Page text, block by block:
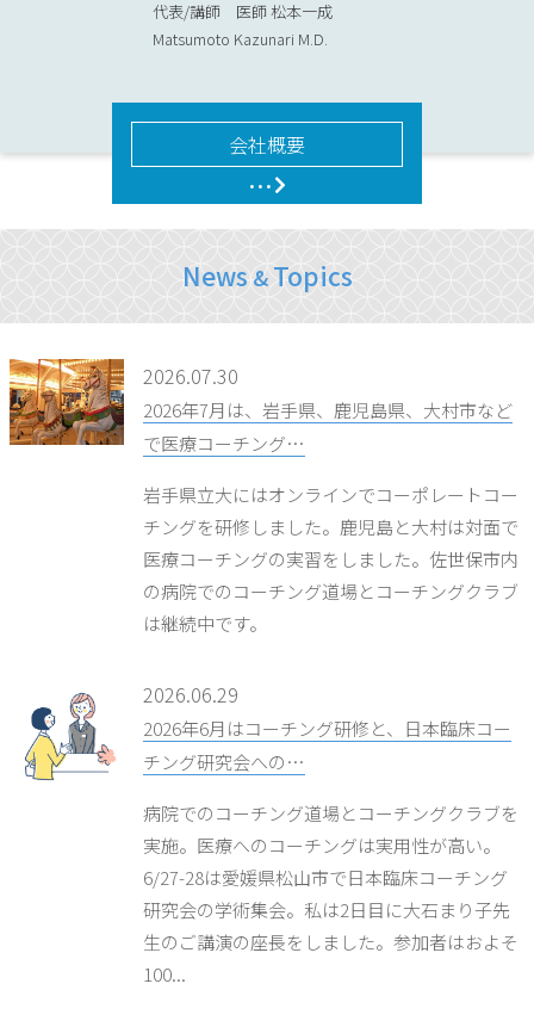
代表/講師 医師 松本一成
Matsumoto Kazunari M.D.
会社概要
•••
News &Topics
2026.07.30
2026年7月は、岩手県、鹿児島県、大村市など
で医療コーチング…
岩手県立大にはオンラインでコーポレートコー
チングを研修しました。鹿児島と大村は対面で
医療コーチングの実習をしました。佐世保市内
の病院でのコーチング道場とコーチングクラブ
は継続中です。
2026.06.29
2026年6月はコーチング研修と、日本臨床コー
チング研究会への…
病院でのコーチング道場とコーチングクラブを
実施。医療へのコーチングは実用性が高い。
6/27-28は愛媛県松山市で日本臨床コーチング
研究会の学術集会。私は2日目に大石まり子先
生のご講演の座長をしました。参加者はおよそ
100...